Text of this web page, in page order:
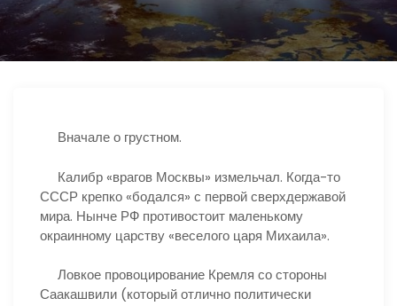
Вначале о грустном.
Калибр «врагов Москвы» измельчал. Когда-то
СССР крепко «бодался» с первой сверхдержавой
мира. Нынче РФ противостоит маленькому
окраинному царству «веселого царя Михаила».
Ловкое провоцирование Кремля со стороны
Саакашвили (который отлично политически